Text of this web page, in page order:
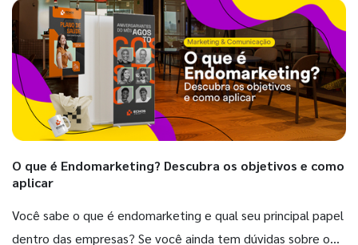
O que é Endomarketing? Descubra os objetivos e como
aplicar
Você sabe o que é endomarketing e qual seu principal papel
dentro das empresas? Se você ainda tem dúvidas sobre o